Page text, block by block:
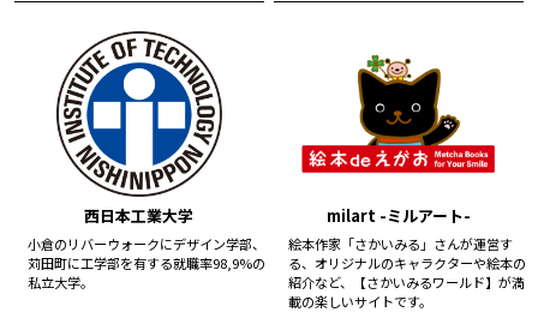
西日本工業大学
小倉のリバーウォークにデザイン学部、
苅田町に工学部を有する就職率98,9%の
私立大学。
milart -ミルアート-
絵本作家「さかいみる」さんが運営す
る、オリジナルのキャラクターや絵本の
紹介など、【さかいみるワールド】が満
載の楽しいサイトです。